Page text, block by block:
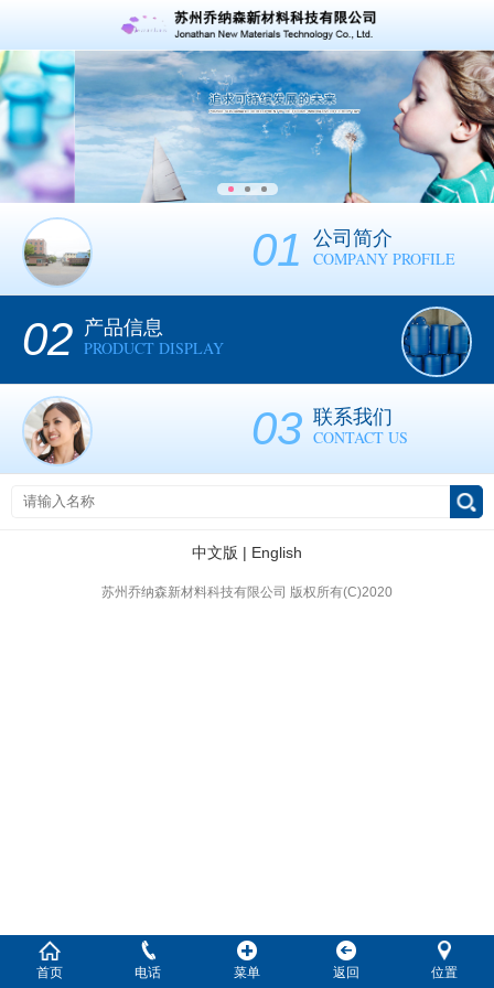
01 公司简介
COMPANY PROFILE
02 产品信息
PRODUCT DISPLAY
03 联系我们
CONTACT US
中文版 | English
苏州乔纳森新材料科技有限公司 版权所有(C)2020
首页 电话 菜单 返回 位置